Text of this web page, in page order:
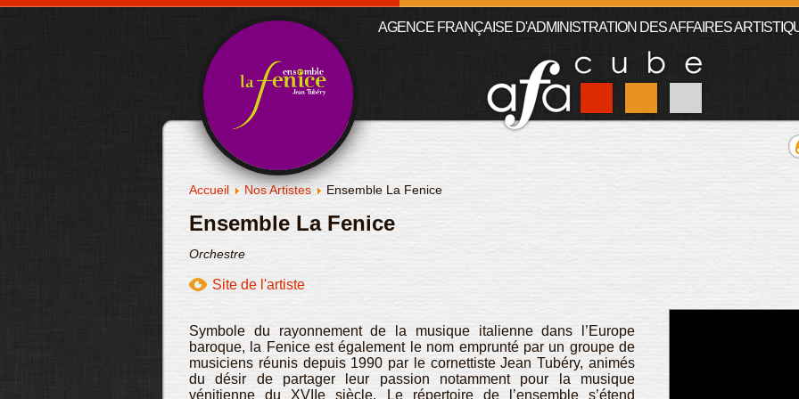
Accueil Nos Artistes Ensemble La Fenice
Ensemble La Fenice
Orchestre
Site de l'artiste
Symbole du rayonnement de la musique italienne dans l’Europe
baroque, la Fenice est également le nom emprunté par un groupe de
musiciens réunis depuis 1990 par le cornettiste Jean Tubéry, animés
du désir de partager leur passion notamment pour la musique
vénitienne du XVIIe siècle. Le répertoire de l’ensemble s’étend
AGENCE FRANÇAISE D'ADMINISTRATION DES AFFAIRES